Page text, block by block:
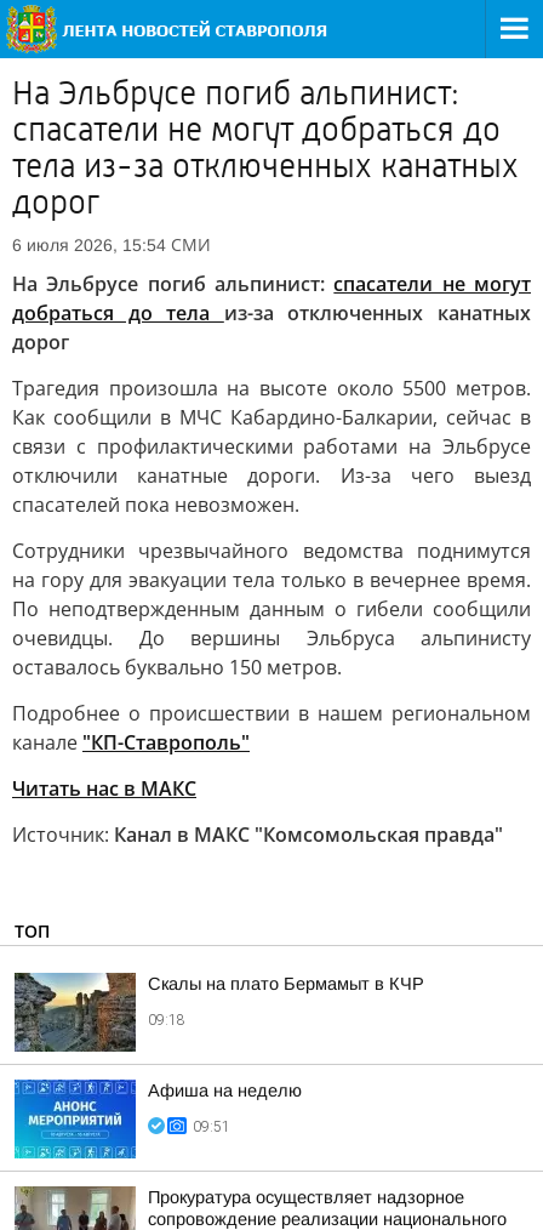
На Эльбрусе погиб альпинист:
спасатели не могут добраться до
тела из-за отключенных канатных
дорог
6 июля 2026, 15:54 СМИ
На Эльбрусе погиб альпинист:спасатели не могут
добраться до тела из-за отключенных канатных
дорог
Трагедия произошла на высоте около 5500 метров.
Как сообщили в МЧС Кабардино-Балкарии, сейчас в
связи с профилактическими работами на Эльбрусе
отключили канатные дороги. Из-за чего выезд
спасателей пока невозможен.
Сотрудники чрезвычайного ведомства поднимутся
на гору для эвакуации тела только в вечернее время.
По неподтвержденным данным о гибели сообщили
очевидцы. До вершины Эльбруса альпинисту
оставалось буквально 150 метров.
Подробнее о происшествии в нашем региональном
канале "КП-Ставрополь"
Читать нас в MAКС
Источник: Канал в МАКС "Комсомольская правда"
ТОП
Скалы на плато Бермамыт в КЧР
09:18
Афиша на неделю
09:51
Прокуратура осуществляет надзорное
сопровождение реализации национального